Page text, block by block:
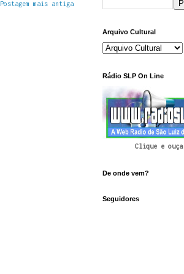
Postagem mais antiga
Arquivo Cultural
Rádio SLP On Line
Clique e ouça!
De onde vem?
Seguidores